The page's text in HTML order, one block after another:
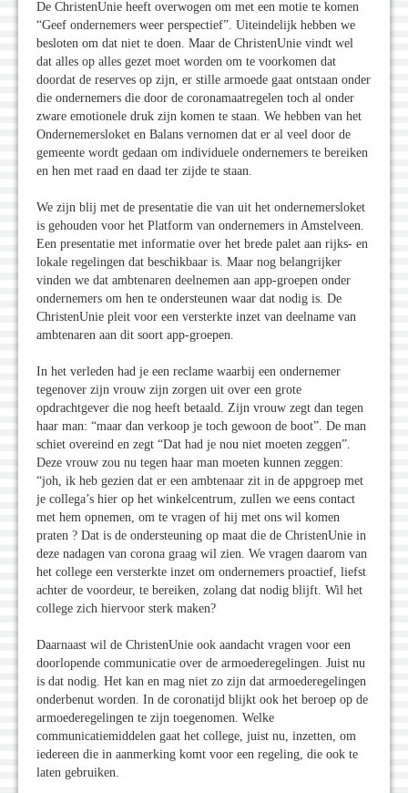
De ChristenUnie heeft overwogen om met een motie te komen
“Geef ondernemers weer perspectief”. Uiteindelijk hebben we
besloten om dat niet te doen. Maar de ChristenUnie vindt wel
dat alles op alles gezet moet worden om te voorkomen dat
doordat de reserves op zijn, er stille armoede gaat ontstaan onder
die ondernemers die door de coronamaatregelen toch al onder
zware emotionele druk zijn komen te staan. We hebben van het
Ondernemersloket en Balans vernomen dat er al veel door de
gemeente wordt gedaan om individuele ondernemers te bereiken
en hen met raad en daad ter zijde te staan.
We zijn blij met de presentatie die van uit het ondernemersloket
is gehouden voor het Platform van ondernemers in Amstelveen.
Een presentatie met informatie over het brede palet aan rijks- en
lokale regelingen dat beschikbaar is. Maar nog belangrijker
vinden we dat ambtenaren deelnemen aan app-groepen onder
ondernemers om hen te ondersteunen waar dat nodig is. De
ChristenUnie pleit voor een versterkte inzet van deelname van
ambtenaren aan dit soort app-groepen.
In het verleden had je een reclame waarbij een ondernemer
tegenover zijn vrouw zijn zorgen uit over een grote
opdrachtgever die nog heeft betaald. Zijn vrouw zegt dan tegen
haar man: “maar dan verkoop je toch gewoon de boot”. De man
schiet overeind en zegt “Dat had je nou niet moeten zeggen”.
Deze vrouw zou nu tegen haar man moeten kunnen zeggen:
“joh, ik heb gezien dat er een ambtenaar zit in de appgroep met
je collega’s hier op het winkelcentrum, zullen we eens contact
met hem opnemen, om te vragen of hij met ons wil komen
praten ? Dat is de ondersteuning op maat die de ChristenUnie in
deze nadagen van corona graag wil zien. We vragen daarom van
het college een versterkte inzet om ondernemers proactief, liefst
achter de voordeur, te bereiken, zolang dat nodig blijft. Wil het
college zich hiervoor sterk maken?
Daarnaast wil de ChristenUnie ook aandacht vragen voor een
doorlopende communicatie over de armoederegelingen. Juist nu
is dat nodig. Het kan en mag niet zo zijn dat armoederegelingen
onderbenut worden. In de coronatijd blijkt ook het beroep op de
armoederegelingen te zijn toegenomen. Welke
communicatiemiddelen gaat het college, juist nu, inzetten, om
iedereen die in aanmerking komt voor een regeling, die ook te
laten gebruiken.